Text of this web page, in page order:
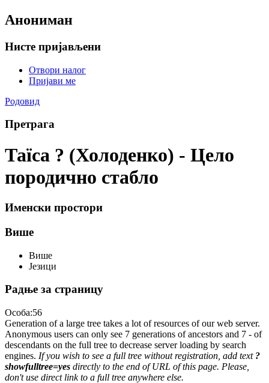
Анониман
Нисте пријављени
Отвори налог
Пријави ме
Родовид
Претрага
Таїса ? (Холоденко) - Цело
породично стабло
Именски простори
Више
Више
Језици
Радње за страницу
Особа:56
Generation of a large tree takes a lot of resources of our web server.
Anonymous users can only see 7 generations of ancestors and 7 - of
descendants on the full tree to decrease server loading by search
engines. If you wish to see a full tree without registration, add text ?
showfulltree=yes directly to the end of URL of this page. Please,
don't use direct link to a full tree anywhere else.